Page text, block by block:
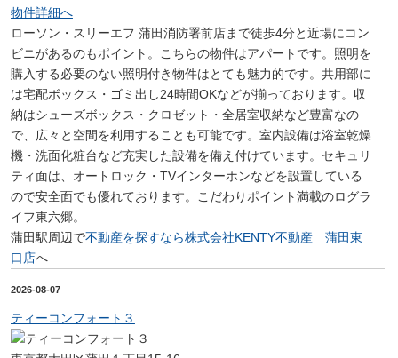
物件詳細へ
ローソン・スリーエフ 蒲田消防署前店まで徒歩4分と近場にコン
ビニがあるのもポイント。こちらの物件はアパートです。照明を
購入する必要のない照明付き物件はとても魅力的です。共用部に
は宅配ボックス・ゴミ出し24時間OKなどが揃っております。収
納はシューズボックス・クロゼット・全居室収納など豊富なの
で、広々と空間を利用することも可能です。室内設備は浴室乾燥
機・洗面化粧台など充実した設備を備え付けています。セキュリ
ティ面は、オートロック・TVインターホンなどを設置している
ので安全面でも優れております。こだわりポイント満載のログラ
イフ東六郷。
蒲田駅周辺で不動産を探すなら株式会社KENTY不動産 蒲田東
口店へ
2026-08-07
ティーコンフォート３